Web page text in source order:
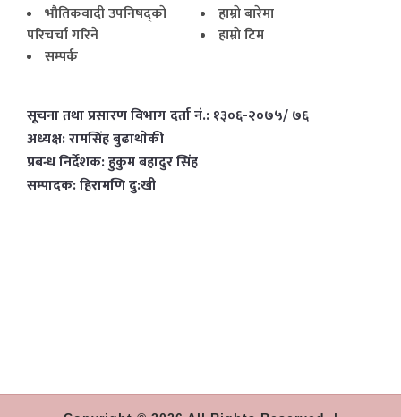
भाैतिकवादी उपनिषद्काे
परिचर्चा गरिने
हाम्राे बारेमा
हाम्राे टिम
सम्पर्क
सूचना तथा प्रसारण विभाग दर्ता नं.: १३०६-२०७५/ ७६
अध्यक्ष: रामसिंह बुढाथाेकी
प्रबन्ध निर्देशक: हुकुम बहादुर सिंह
सम्पादक: हिरामणि दु:खी